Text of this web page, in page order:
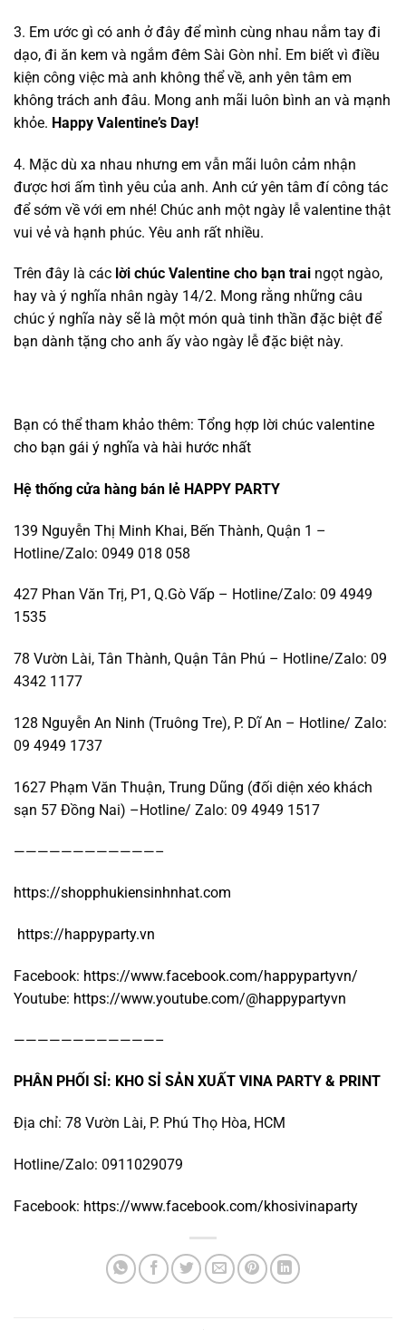
3. Em ước gì có anh ở đây để mình cùng nhau nắm tay đi
dạo, đi ăn kem và ngắm đêm Sài Gòn nhỉ. Em biết vì điều
kiện công việc mà anh không thể về, anh yên tâm em
không trách anh đâu. Mong anh mãi luôn bình an và mạnh
khỏe. Happy Valentine’s Day!
4. Mặc dù xa nhau nhưng em vẫn mãi luôn cảm nhận
được hơi ấm tình yêu của anh. Anh cứ yên tâm đí công tác
để sớm về với em nhé! Chúc anh một ngày lễ valentine thật
vui vẻ và hạnh phúc. Yêu anh rất nhiều.
Trên đây là các lời chúc Valentine cho bạn trai ngọt ngào,
hay và ý nghĩa nhân ngày 14/2. Mong rằng những câu
chúc ý nghĩa này sẽ là một món quà tinh thần đặc biệt để
bạn dành tặng cho anh ấy vào ngày lễ đặc biệt này.
Bạn có thể tham khảo thêm: Tổng hợp lời chúc valentine
cho bạn gái ý nghĩa và hài hước nhất
Hệ thống cửa hàng bán lẻ HAPPY PARTY
139 Nguyễn Thị Minh Khai, Bến Thành, Quận 1 –
Hotline/Zalo: 0949 018 058
427 Phan Văn Trị, P1, Q.Gò Vấp – Hotline/Zalo: 09 4949
1535
78 Vườn Lài, Tân Thành, Quận Tân Phú – Hotline/Zalo: 09
4342 1177
128 Nguyễn An Ninh (Truông Tre), P. Dĩ An – Hotline/ Zalo:
09 4949 1737
1627 Phạm Văn Thuận, Trung Dũng (đối diện xéo khách
sạn 57 Đồng Nai) –Hotline/ Zalo: 09 4949 1517
————————————–
https://shopphukiensinhnhat.com
https://happyparty.vn
Facebook: https://www.facebook.com/happypartyvn/
Youtube: https://www.youtube.com/@happypartyvn
————————————–
PHÂN PHỐI SỈ: KHO SỈ SẢN XUẤT VINA PARTY & PRINT
Địa chỉ: 78 Vườn Lài, P. Phú Thọ Hòa, HCM
Hotline/Zalo: 0911029079
Facebook: https://www.facebook.com/khosivinaparty